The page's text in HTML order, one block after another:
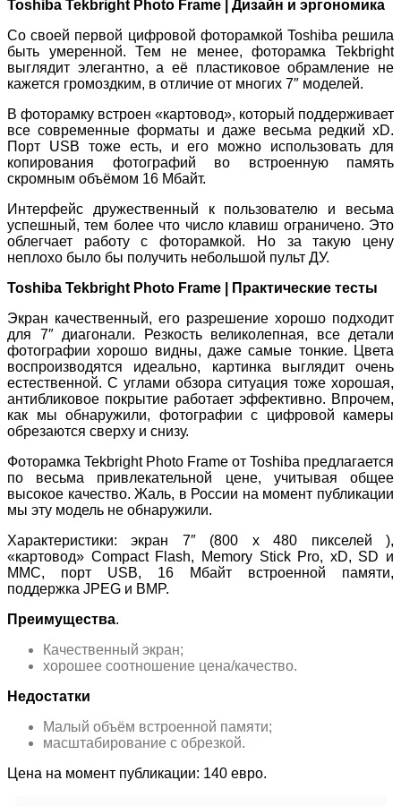
Toshiba Tekbright Photo Frame | Дизайн и эргономика
Со своей первой цифровой фоторамкой Toshiba решила
быть умеренной. Тем не менее, фоторамка Tekbright
выглядит элегантно, а её пластиковое обрамление не
кажется громоздким, в отличие от многих 7″ моделей.
В фоторамку встроен «картовод», который поддерживает
все современные форматы и даже весьма редкий xD.
Порт USB тоже есть, и его можно использовать для
копирования фотографий во встроенную память
скромным объёмом 16 Мбайт.
Интерфейс дружественный к пользователю и весьма
успешный, тем более что число клавиш ограничено. Это
облегчает работу с фоторамкой. Но за такую цену
неплохо было бы получить небольшой пульт ДУ.
Toshiba Tekbright Photo Frame | Практические тесты
Экран качественный, его разрешение хорошо подходит
для 7″ диагонали. Резкость великолепная, все детали
фотографии хорошо видны, даже самые тонкие. Цвета
воспроизводятся идеально, картинка выглядит очень
естественной. С углами обзора ситуация тоже хорошая,
антибликовое покрытие работает эффективно. Впрочем,
как мы обнаружили, фотографии с цифровой камеры
обрезаются сверху и снизу.
Фоторамка Tekbright Photo Frame от Toshiba предлагается
по весьма привлекательной цене, учитывая общее
высокое качество. Жаль, в России на момент публикации
мы эту модель не обнаружили.
Характеристики: экран 7″ (800 x 480 пикселей ),
«картовод» Compact Flash, Memory Stick Pro, xD, SD и
MMC, порт USB, 16 Мбайт встроенной памяти,
поддержка JPEG и BMP.
Преимущества.
Качественный экран;
хорошее соотношение цена/качество.
Недостатки
Малый объём встроенной памяти;
масштабирование с обрезкой.
Цена на момент публикации: 140 евро.